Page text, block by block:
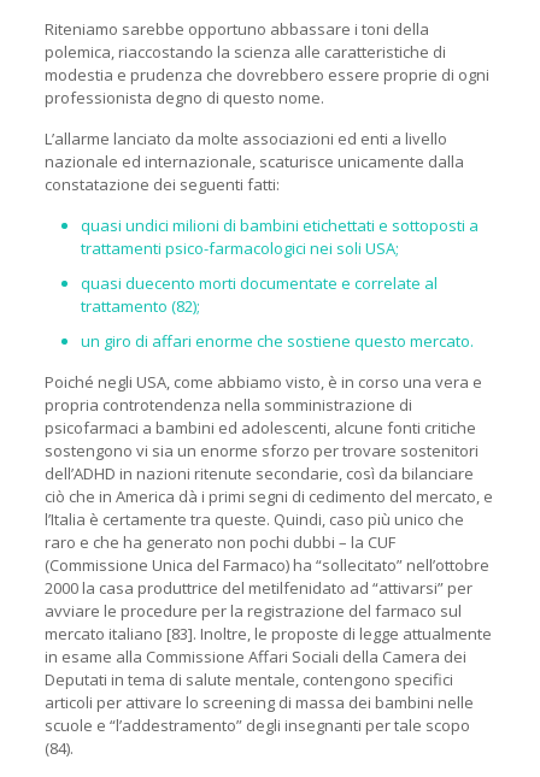
Riteniamo sarebbe opportuno abbassare i toni della
polemica, riaccostando la scienza alle caratteristiche di
modestia e prudenza che dovrebbero essere proprie di ogni
professionista degno di questo nome.
L’allarme lanciato da molte associazioni ed enti a livello
nazionale ed internazionale, scaturisce unicamente dalla
constatazione dei seguenti fatti:
quasi undici milioni di bambini etichettati e sottoposti a
trattamenti psico-farmacologici nei soli USA;
quasi duecento morti documentate e correlate al
trattamento (82);
un giro di affari enorme che sostiene questo mercato.
Poiché negli USA, come abbiamo visto, è in corso una vera e
propria controtendenza nella somministrazione di
psicofarmaci a bambini ed adolescenti, alcune fonti critiche
sostengono vi sia un enorme sforzo per trovare sostenitori
dell’ADHD in nazioni ritenute secondarie, così da bilanciare
ciò che in America dà i primi segni di cedimento del mercato, e
l’Italia è certamente tra queste. Quindi, caso più unico che
raro e che ha generato non pochi dubbi – la CUF
(Commissione Unica del Farmaco) ha “sollecitato” nell’ottobre
2000 la casa produttrice del metilfenidato ad “attivarsi” per
avviare le procedure per la registrazione del farmaco sul
mercato italiano [83]. Inoltre, le proposte di legge attualmente
in esame alla Commissione Affari Sociali della Camera dei
Deputati in tema di salute mentale, contengono specifici
articoli per attivare lo screening di massa dei bambini nelle
scuole e “l’addestramento” degli insegnanti per tale scopo
(84).